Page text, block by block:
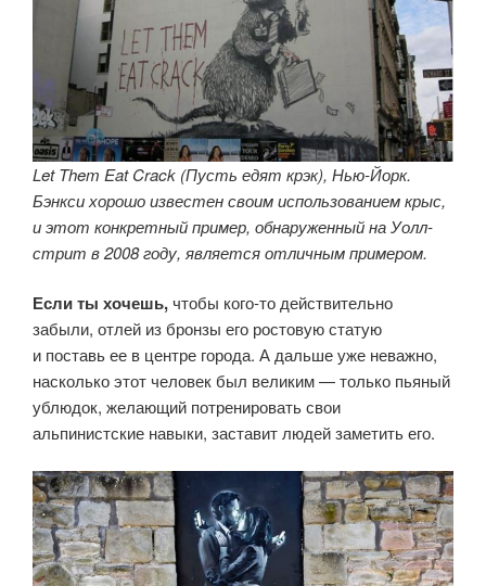
Let Them Eat Crack (Пусть едят крэк), Нью-Йорк.
Бэнкси хорошо известен своим использованием крыс,
и этот конкретный пример, обнаруженный на Уолл-
стрит в 2008 году, является отличным примером.
Если ты хочешь, чтобы кого-то действительно
забыли, отлей из бронзы его ростовую статую
и поставь ее в центре города. А дальше уже неважно,
насколько этот человек был великим — только пьяный
ублюдок, желающий потренировать свои
альпинистские навыки, заставит людей заметить его.